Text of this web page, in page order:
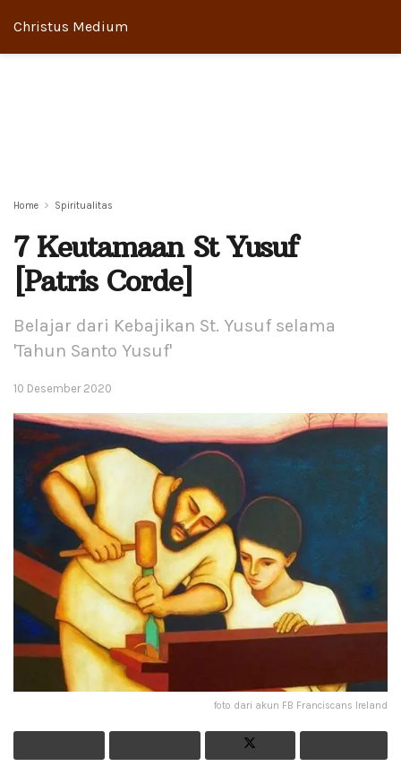
Christus Medium
Home Spiritualitas
7 Keutamaan St Yusuf
[Patris Corde]
Belajar dari Kebajikan St. Yusuf selama
'Tahun Santo Yusuf'
10 Desember 2020
foto dari akun FB Franciscans Ireland